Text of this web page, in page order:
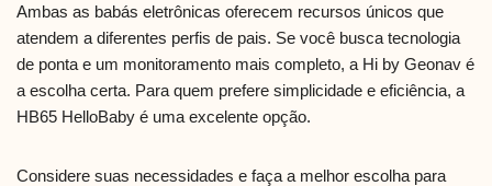
Ambas as babás eletrônicas oferecem recursos únicos que
atendem a diferentes perfis de pais. Se você busca tecnologia
de ponta e um monitoramento mais completo, a Hi by Geonav é
a escolha certa. Para quem prefere simplicidade e eficiência, a
HB65 HelloBaby é uma excelente opção.
Considere suas necessidades e faça a melhor escolha para